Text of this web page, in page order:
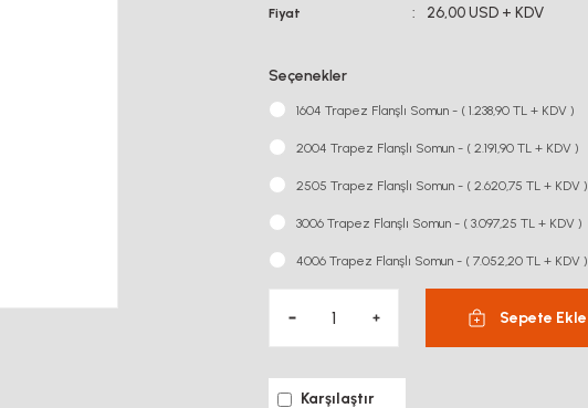
Fiyat 26,00 USD + KDV
Seçenekler
1604 Trapez Flanşlı Somun - ( 1.238,90 TL + KDV )
2004 Trapez Flanşlı Somun - ( 2.191,90 TL + KDV )
2505 Trapez Flanşlı Somun - ( 2.620,75 TL + KDV )
3006 Trapez Flanşlı Somun - ( 3.097,25 TL + KDV )
4006 Trapez Flanşlı Somun - ( 7.052,20 TL + KDV )
Sepete Ekle
Karşılaştır